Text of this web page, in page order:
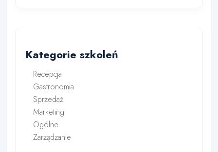
Kategorie szkoleń
Recepcja
Gastronomia
Sprzedaż
Marketing
Ogólne
Zarządzanie